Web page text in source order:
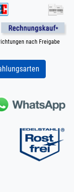
nach Freigabe